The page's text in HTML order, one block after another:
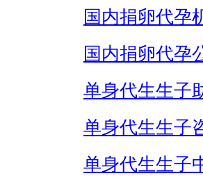
国内捐卵代孕
国内捐卵代孕
单身代生生子
单身代生生子
单身代生生子